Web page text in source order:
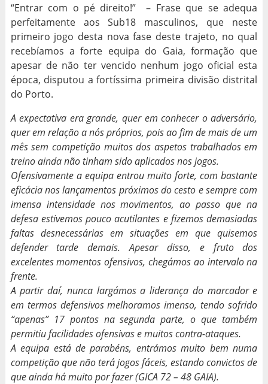
“Entrar com o pé direito!” – Frase que se adequa
perfeitamente aos Sub18 masculinos, que neste
primeiro jogo desta nova fase deste trajeto, no qual
recebíamos a forte equipa do Gaia, formação que
apesar de não ter vencido nenhum jogo oficial esta
época, disputou a fortíssima primeira divisão distrital
do Porto.
A expectativa era grande, quer em conhecer o adversário,
quer em relação a nós próprios, pois ao fim de mais de um
mês sem competição muitos dos aspetos trabalhados em
treino ainda não tinham sido aplicados nos jogos.
Ofensivamente a equipa entrou muito forte, com bastante
eficácia nos lançamentos próximos do cesto e sempre com
imensa intensidade nos movimentos, ao passo que na
defesa estivemos pouco acutilantes e fizemos demasiadas
faltas desnecessárias em situações em que quisemos
defender tarde demais. Apesar disso, e fruto dos
excelentes momentos ofensivos, chegámos ao intervalo na
frente.
A partir daí, nunca largámos a liderança do marcador e
em termos defensivos melhoramos imenso, tendo sofrido
“apenas” 17 pontos na segunda parte, o que também
permitiu facilidades ofensivas e muitos contra-ataques.
A equipa está de parabéns, entrámos muito bem numa
competição que não terá jogos fáceis, estando convictos de
que ainda há muito por fazer (GICA 72 – 48 GAIA).